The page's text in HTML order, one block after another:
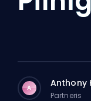
A Anthony
Partneris